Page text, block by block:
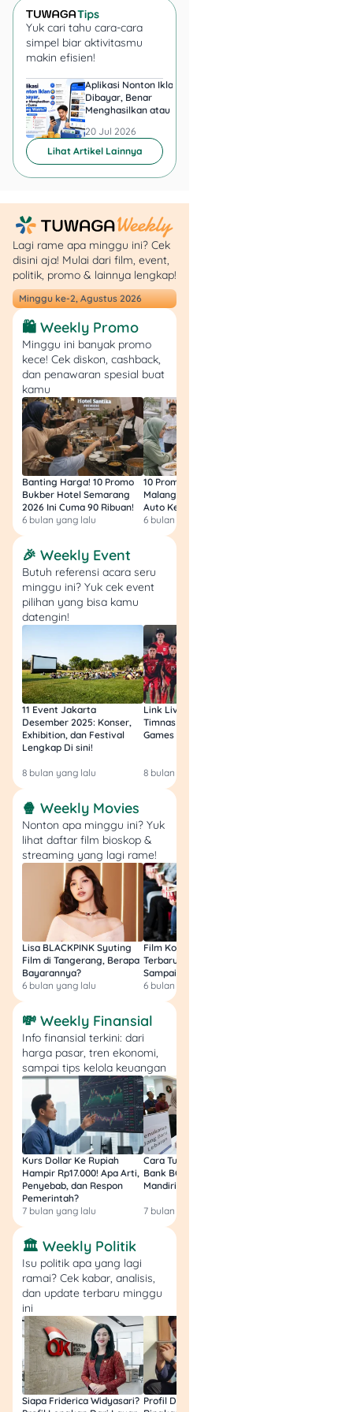
Pendaftaran RDN BCA bisa
dilakukan secaraonline
melalui aplikasi BEST
Mobile dari BCA. Berikut
langkah-langkahnya:
Download aplikasi
BEST Mobile 2.0 di
App Store atau Play
Store.
Di lamanlogin, klik
“Open Account”.
Kamu akan
diarahkan ke laman
BCA Sekurtias.
Masukkanpasscode
“bcasekuritas” dan
klik “Login”.
Di laman selanjutnya,
pilih “Tidak” lalu klik
“Daftar FPRE”.
halaman data diri
yang harus diisi
dengan benar, mulai
dariData Pribadi,
Sumber Dana, Data
Pekerjaan, Tujuan
Investasi, Data Ahli
Waris,
Khusus . Klik “Next”
untuk berpindah ke
halaman data diri
selanjutnya.
Di halaman
, pilih fasilitas
BEST dan masukkan
rekening BCA kamu.
Di halaman
Pertanyaan Umum,
jawab pertanyaan
yang tersedia
dengan tepat.
Selanjutnya,
upload
persyaratan ke
kolom yang
disediakan. Klik
“Next”.
Di halaman
Perjanjian Nasabah,
pahami semua
perjanjian antara
nasabah dan bank.
Cek ulang data diri
kamu.
semua, klik “Save”.
Centang kotak
persetujuan syarat
dan ketentuan
pembukaan RDN.
Verifikasi bukan
robot, lalu klik
“Submit”.
Proses pendaftaran
RDN BCA pun selesai.
Cek email dari BCA
Sekuritas yang berisi
informasi bahwa
kamu sudah
menyelesaikan
proses pembukaan
Kalau RDN BCA
sudah aktif, kamu
akan menerima
email konfirmasi lagi
dari BCA Sekuritas.
Yuk cari tahu cara-cara
simpel biar aktivitasmu
makin efisien!
Aplikasi Nonton Iklan
Dibayar, Benar
Menghasilkan atau Cuma
20 Jul 2026
Lihat Artikel Lainnya
Lagi rame apa minggu ini? Cek
disini aja! Mulai dari film, event,
politik, promo & lainnya lengkap!
Minggu ke-2, Agustus 2026
🛍️ Weekly Promo
Minggu ini banyak promo
kece! Cek diskon, cashback,
dan penawaran spesial buat
kamu
Banting Harga! 10 Promo
Bukber Hotel Semarang
2026 Ini Cuma 90 Ribuan!
6 bulan yang lalu
10 Promo Bukber Hotel
Malang 2026: Start 75rb,
Auto Kenyang!
6 bulan yang lalu
🎉 Weekly Event
Butuh referensi acara seru
minggu ini? Yuk cek event
pilihan yang bisa kamu
datengin!
11 Event Jakarta
Desember 2025: Konser,
Exhibition, dan Festival
Lengkap Di sini!
8 bulan yang lalu
Link Live Streaming
Timnas vs Filipina SEA
Games Malam Ini, Gratis!
8 bulan yang lalu
🍿 Weekly Movies
Nonton apa minggu ini? Yuk
lihat daftar film bioskop &
streaming yang lagi rame!
Lisa BLACKPINK Syuting
Film di Tangerang, Berapa
Bayarannya?
6 bulan yang lalu
Film Komedi Indonesia
Terbaru 2026, Siap Ngakak
Sampai Sakit Perut!
6 bulan yang lalu
💸 Weekly Finansial
Info finansial terkini: dari
harga pasar, tren ekonomi,
sampai tips kelola keuangan
Kurs Dollar Ke Rupiah
Hampir Rp17.000! Apa Arti,
Penyebab, dan Respon
Pemerintah?
7 bulan yang lalu
Cara Tukar Uang Baru di
Bank BCA (Umum, BNI,
Mandiri, BRI, dan BSI) 2026!
7 bulan yang lalu
🏛️ Weekly Politik
Isu politik apa yang lagi
ramai? Cek kabar, analisis,
dan update terbaru minggu
ini
Siapa Friderica Widyasari? Profil Darma Mangkuluhur: